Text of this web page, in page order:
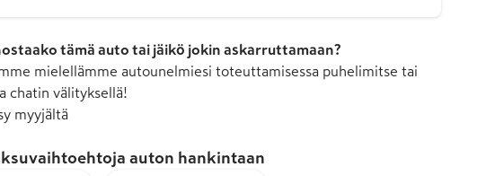
tämä auto tai jäikö jokin askarruttamaan?
mielellämme autounelmiesi toteuttamisessa puhelimitse tai
chatin välityksellä!
myyjältä
auton hankintaan